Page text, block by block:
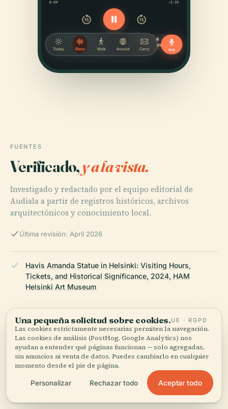
FUENTES
Verificado,y a la vista.
Investigado y redactado por el equipo editorial de
Audiala a partir de registros históricos, archivos
arquitectónicos y conocimiento local.
Última revisión: April 2026
Havis Amanda Statue in Helsinki: Visiting Hours,
Tickets, and Historical Significance, 2024, HAM
Helsinki Art Museum
Havis Amanda, Wikipedia, 2024
Urbane Renewal: Returning a Beloved Helsinki
Landmark to its Original Form, Finland.fi, 2024
Una pequeña solicitud sobre cookies.UE · RGPD
Las cookies estrictamente necesarias permiten la navegación.
Las cookies de análisis (PostHog, Google Analytics) nos
ayudan a entender qué páginas funcionan — solo agregadas,
sin anuncios ni venta de datos. Puedes cambiarlo en cualquier
momento desde el pie de página.
Personalizar Rechazar todo Aceptar todo